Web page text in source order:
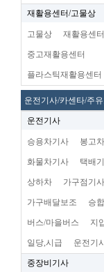
재활용센터/고물상
고물상 재활용센터
중고재활용센터
플라스틱재활용센터
운전기사/카센타/주
운전기사
승용차기사 봉고
화물차기사 택배
상하차 가구점기사
가구배달보조 승
버스/마을버스 지
일당,시급 운전기
중장비기사